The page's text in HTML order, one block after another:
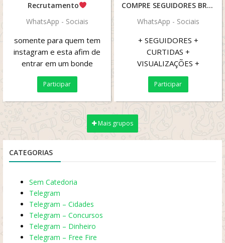
Recrutamento
WhatsApp - Sociais
somente para quem tem
instagram e esta afim de
entrar em um bonde
comforme eu adiciono vc no
bonde eu removo desse...
Participar
COMPRE SEGUIDORES BR ???
WhatsApp - Sociais
+ SEGUIDORES +
CURTIDAS +
VISUALIZAÇÕES +
POPULARIDADE +
ENGAJAMENTO
Participar
Mais grupos
CATEGORIAS
Sem Catedoria
Telegram
Telegram – Cidades
Telegram – Concursos
Telegram – Dinheiro
Telegram – Free Fire